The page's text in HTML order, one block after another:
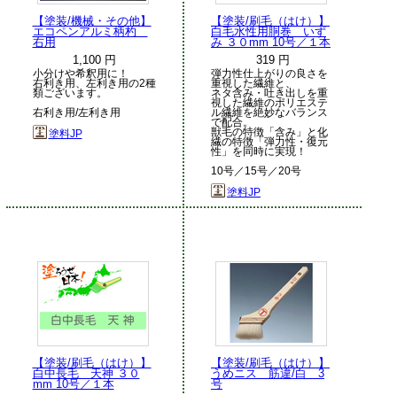
【塗装/機械・その他】
エコペンアルミ柄杓
右用
1,100 円
小分けや希釈用に！
右利き用、左利き用の2種
類ございます。
右利き用/左利き用
塗料JP
【塗装/刷毛（はけ）】
白毛水性用胴巻 いず
み ３０mm 10号／１本
319 円
弾力性仕上がりの良さを
重視した繊維と、
ネタ含み・吐き出しを重
視した繊維のポリエステ
ル繊維を絶妙なバランス
で配合。
獣毛の特徴「含み」と化
繊の特徴「弾力性・復元
性」を同時に実現！
10号／15号／20号
塗料JP
【塗装/刷毛（はけ）】
白中長毛 天神 ３０
mm 10号／１本
【塗装/刷毛（はけ）】
うめニス 筋違/白 3
号